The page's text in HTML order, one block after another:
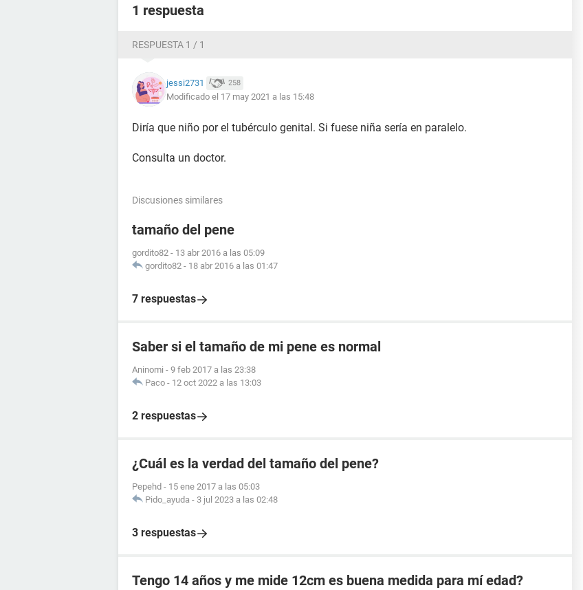
1 respuesta
RESPUESTA 1 / 1
jessi2731 258
Modificado el 17 may 2021 a las 15:48
Diría que niño por el tubérculo genital. Si fuese niña sería en paralelo.
Consulta un doctor.
Discusiones similares
tamaño del pene
gordito82 - 13 abr 2016 a las 05:09
gordito82 - 18 abr 2016 a las 01:47
7 respuestas
Saber si el tamaño de mi pene es normal
Aninomi - 9 feb 2017 a las 23:38
Paco - 12 oct 2022 a las 13:03
2 respuestas
¿Cuál es la verdad del tamaño del pene?
Pepehd - 15 ene 2017 a las 05:03
Pido_ayuda - 3 jul 2023 a las 02:48
3 respuestas
Tengo 14 años y me mide 12cm es buena medida para mí edad?